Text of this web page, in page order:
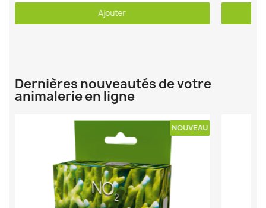
Ajouter
Dernières nouveautés de votre
animalerie en ligne
NOUVEAU